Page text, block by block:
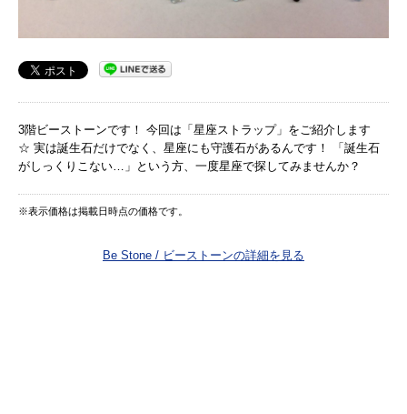
3階ビーストーンです！ 今回は「星座ストラップ」をご紹介します
☆ 実は誕生石だけでなく、星座にも守護石があるんです！ 「誕生石
がしっくりこない…」という方、一度星座で探してみませんか？
※表示価格は掲載日時点の価格です。
Be Stone / ビーストーンの詳細を見る